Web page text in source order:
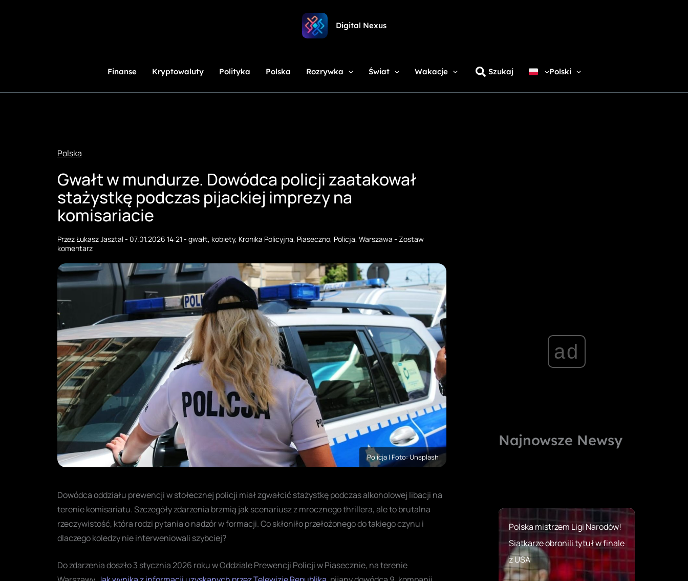
Digital Nexus
Finanse Kryptowaluty Polityka Polska Rozrywka Świat Wakacje Szukaj Polski
Polska
Gwałt w mundurze. Dowódca policji zaatakował
stażystkę podczas pijackiej imprezy na
komisariacie
PrzezŁukasz Jasztal- 07.01.2026 14:21 - gwałt, kobiety, Kronika Policyjna, Piaseczno, Policja, Warszawa - Zostaw
komentarz
Policja | Foto: Unsplash
Dowódca oddziału prewencji w stołecznej policji miał zgwałcić stażystkę podczas alkoholowej libacji na
terenie komisariatu. Szczegóły zdarzenia brzmią jak scenariusz z mrocznego thrillera, ale to brutalna
rzeczywistość, która rodzi pytania o nadzór w formacji. Co skłoniło przełożonego do takiego czynu i
dlaczego koledzy nie interweniowali szybciej?
Do zdarzenia doszło 3 stycznia 2026 roku w Oddziale Prewencji Policji w Piasecznie, na terenie
ad
Najnowsze Newsy
Polska mistrzem Ligi Narodów!
Siatkarze obronili tytuł w finale
z USA